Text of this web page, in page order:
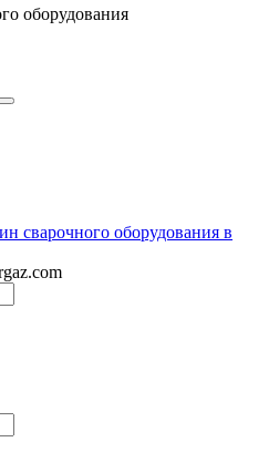
оборудования